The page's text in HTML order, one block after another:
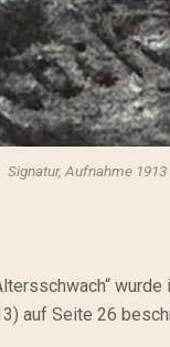
Signatur, Aufnahme 1913
wurde
auf Seite 26